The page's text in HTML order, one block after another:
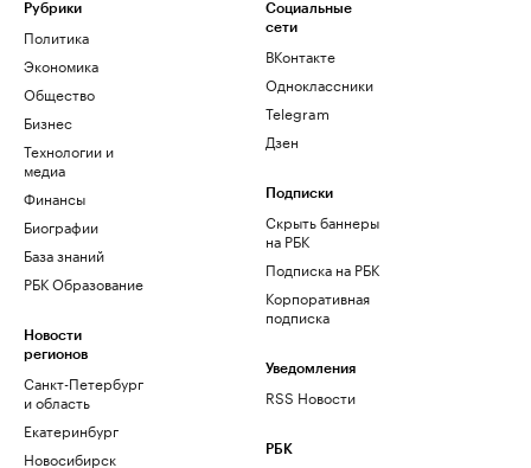
Рубрики
Политика
Экономика
Общество
Бизнес
Технологии и
медиа
Финансы
Биографии
База знаний
РБК Образование
Новости
регионов
Санкт-Петербург
и область
Екатеринбург
Новосибирск
Социальные
сети
ВКонтакте
Одноклассники
Telegram
Дзен
Подписки
Скрыть баннеры
на РБК
Подписка на РБК
Корпоративная
подписка
Уведомления
RSS Новости
РБК